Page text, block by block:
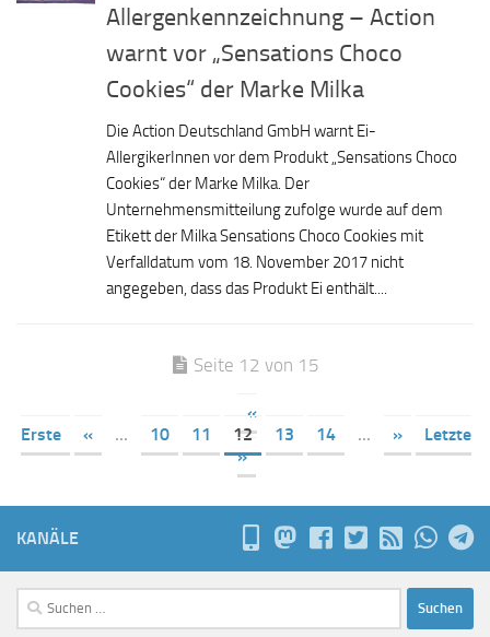
Allergenkennzeichnung – Action
warnt vor „Sensations Choco
Cookies“ der Marke Milka
Die Action Deutschland GmbH warnt Ei-
AllergikerInnen vor dem Produkt „Sensations Choco
Cookies“ der Marke Milka. Der
Unternehmensmitteilung zufolge wurde auf dem
Etikett der Milka Sensations Choco Cookies mit
Verfalldatum vom 18. November 2017 nicht
angegeben, dass das Produkt Ei enthält....
Seite 12 von 15
«
Erste
« ... 10 11 12 13 14 ... »
Letzte
»
KANÄLE
Suchen
nach: